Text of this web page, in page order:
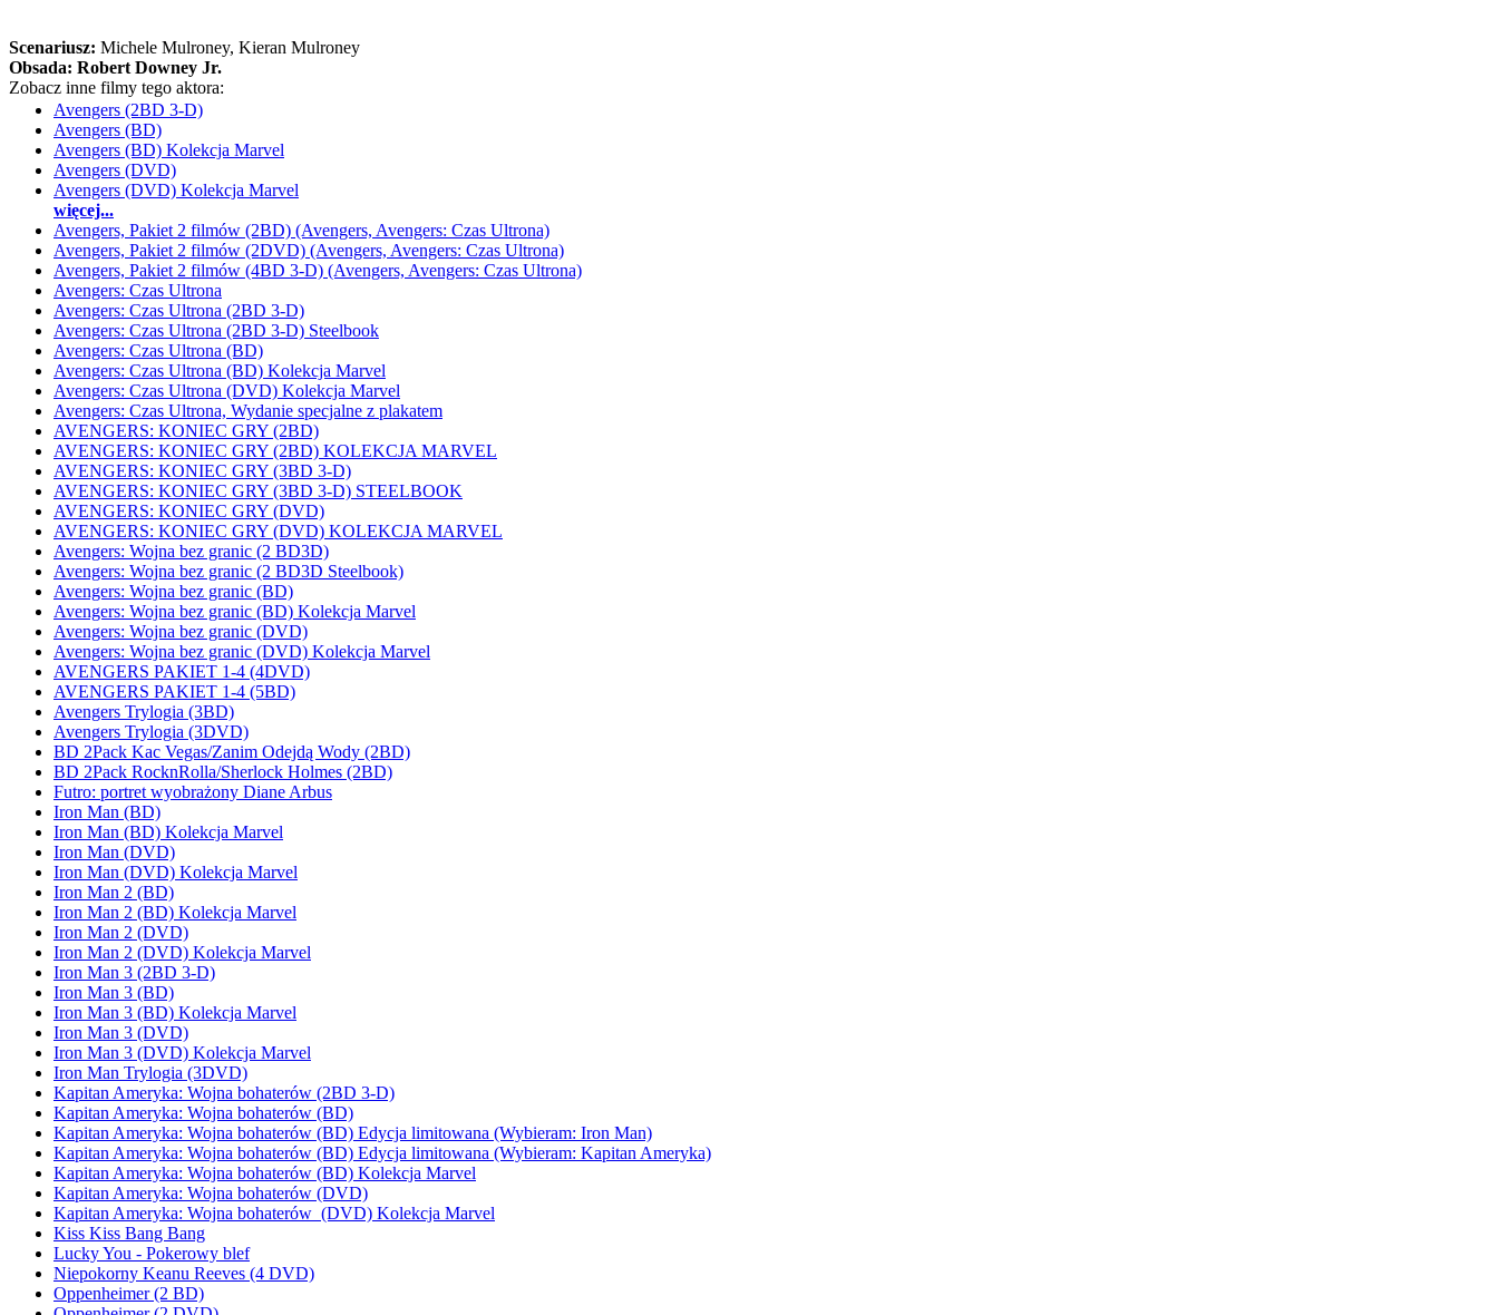
Scenariusz: Michele Mulroney, Kieran Mulroney
Obsada: Robert Downey Jr.
Zobacz inne filmy tego aktora:
Avengers (2BD 3-D)
Avengers (BD)
Avengers (BD) Kolekcja Marvel
Avengers (DVD)
Avengers (DVD) Kolekcja Marvel
więcej...
Avengers, Pakiet 2 filmów (2BD) (Avengers, Avengers: Czas Ultrona)
Avengers, Pakiet 2 filmów (2DVD) (Avengers, Avengers: Czas Ultrona)
Avengers, Pakiet 2 filmów (4BD 3-D) (Avengers, Avengers: Czas Ultrona)
Avengers: Czas Ultrona
Avengers: Czas Ultrona (2BD 3-D)
Avengers: Czas Ultrona (2BD 3-D) Steelbook
Avengers: Czas Ultrona (BD)
Avengers: Czas Ultrona (BD) Kolekcja Marvel
Avengers: Czas Ultrona (DVD) Kolekcja Marvel
Avengers: Czas Ultrona, Wydanie specjalne z plakatem
AVENGERS: KONIEC GRY (2BD)
AVENGERS: KONIEC GRY (2BD) KOLEKCJA MARVEL
AVENGERS: KONIEC GRY (3BD 3-D)
AVENGERS: KONIEC GRY (3BD 3-D) STEELBOOK
AVENGERS: KONIEC GRY (DVD)
AVENGERS: KONIEC GRY (DVD) KOLEKCJA MARVEL
Avengers: Wojna bez granic (2 BD3D)
Avengers: Wojna bez granic (2 BD3D Steelbook)
Avengers: Wojna bez granic (BD)
Avengers: Wojna bez granic (BD) Kolekcja Marvel
Avengers: Wojna bez granic (DVD)
Avengers: Wojna bez granic (DVD) Kolekcja Marvel
AVENGERS PAKIET 1-4 (4DVD)
AVENGERS PAKIET 1-4 (5BD)
Avengers Trylogia (3BD)
Avengers Trylogia (3DVD)
BD 2Pack Kac Vegas/Zanim Odejdą Wody (2BD)
BD 2Pack RocknRolla/Sherlock Holmes (2BD)
Futro: portret wyobrażony Diane Arbus
Iron Man (BD)
Iron Man (BD) Kolekcja Marvel
Iron Man (DVD)
Iron Man (DVD) Kolekcja Marvel
Iron Man 2 (BD)
Iron Man 2 (BD) Kolekcja Marvel
Iron Man 2 (DVD)
Iron Man 2 (DVD) Kolekcja Marvel
Iron Man 3 (2BD 3-D)
Iron Man 3 (BD)
Iron Man 3 (BD) Kolekcja Marvel
Iron Man 3 (DVD)
Iron Man 3 (DVD) Kolekcja Marvel
Iron Man Trylogia (3DVD)
Kapitan Ameryka: Wojna bohaterów (2BD 3-D)
Kapitan Ameryka: Wojna bohaterów (BD)
Kapitan Ameryka: Wojna bohaterów (BD) Edycja limitowana (Wybieram: Iron Man)
Kapitan Ameryka: Wojna bohaterów (BD) Edycja limitowana (Wybieram: Kapitan Ameryka)
Kapitan Ameryka: Wojna bohaterów (BD) Kolekcja Marvel
Kapitan Ameryka: Wojna bohaterów (DVD)
Kapitan Ameryka: Wojna bohaterów (DVD) Kolekcja Marvel
Kiss Kiss Bang Bang
Lucky You - Pokerowy blef
Niepokorny Keanu Reeves (4 DVD)
Oppenheimer (2 BD)